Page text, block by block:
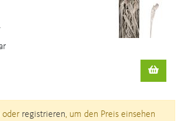
oder registrieren, um den Preis einsehen